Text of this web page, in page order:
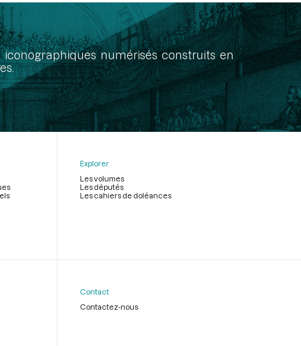
numérisés construits en
Explorer
Les volumes
Les députés
Les cahiers de doléances
Contact
Contactez-nous